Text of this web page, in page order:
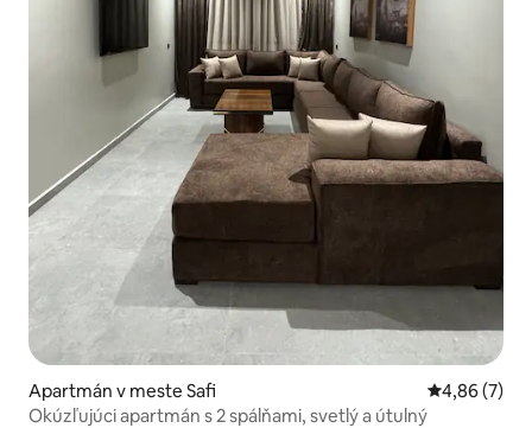
Apartmán v meste Safi Priemerné
4,86 (7)
Okúzľujúci apartmán s 2 spálňami, svetlý a útulný